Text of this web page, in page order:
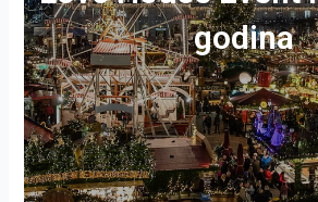
godina